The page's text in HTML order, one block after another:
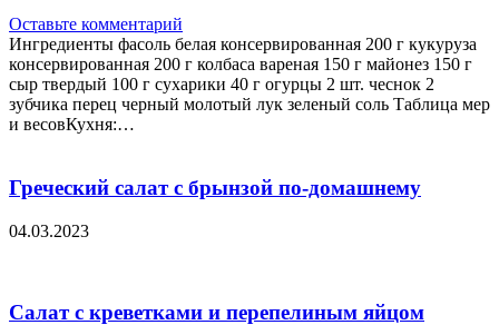
Оставьте комментарий
Ингредиенты фасоль белая консервированная 200 г кукуруза
консервированная 200 г колбаса вареная 150 г майонез 150 г
сыр твердый 100 г сухарики 40 г огурцы 2 шт. чеснок 2
зубчика перец черный молотый лук зеленый соль Таблица мер
и весовКухня:…
Греческий салат с брынзой по-домашнему
04.03.2023
Салат с креветками и перепелиным яйцом